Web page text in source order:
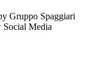
Gruppo Spaggiari
Media